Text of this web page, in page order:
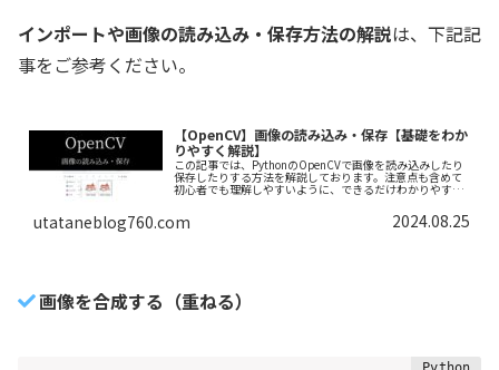
インポートや画像の読み込み・保存方法の解説は、下記記
事をご参考ください。
【OpenCV】画像の読み込み・保存【基礎をわか
りやすく解説】
この記事では、PythonのOpenCVで画像を読み込みしたり
保存したりする方法を解説しております。注意点も含めて
初心者でも理解しやすいように、できるだけわかりやすく
utataneblog760.com 2024.08.25
画像を合成する（重ねる）